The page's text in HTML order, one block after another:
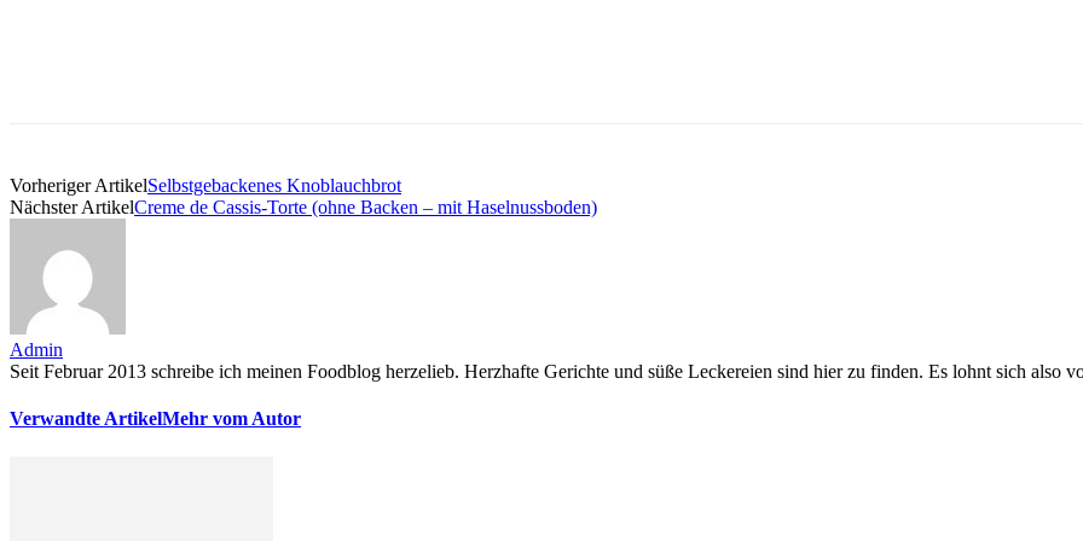
Vorheriger ArtikelSelbstgebackenes Knoblauchbrot
Nächster ArtikelCreme de Cassis-Torte (ohne Backen – mit Haselnussboden)
Admin
Seit Februar 2013 schreibe ich meinen Foodblog herzelieb. Herzhafte Gerichte und süße Leckereien sind hier zu finden. Es lohnt sich also
Verwandte ArtikelMehr vom Autor